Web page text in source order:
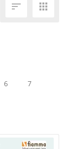
6 7
 